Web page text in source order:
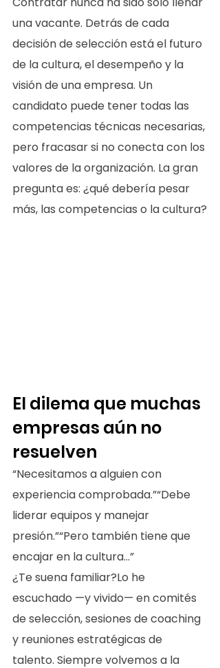
una vacante. Detrás de cada
decisión de selección está el futuro
de la cultura, el desempeño y la
visión de una empresa. Un
candidato puede tener todas las
competencias técnicas necesarias,
pero fracasar si no conecta con los
valores de la organización. La gran
pregunta es: ¿qué debería pesar
más, las competencias o la cultura?
El dilema que muchas
empresas aún no
resuelven
“Necesitamos a alguien con
experiencia comprobada.”“Debe
liderar equipos y manejar
presión.”“Pero también tiene que
encajar en la cultura…”
¿Te suena familiar?Lo he
escuchado —y vivido— en comités
de selección, sesiones de coaching
y reuniones estratégicas de
talento. Siempre volvemos a la